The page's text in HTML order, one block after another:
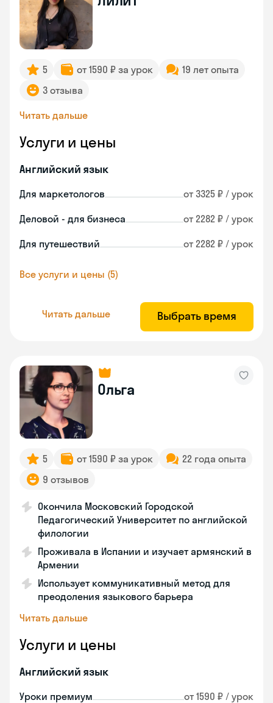
5 от 1590 ₽ за урок
19 лет опыта
3 отзыва
Читать дальше
Услуги и цены
Английский язык
Для маркетологов от 3325 ₽ / урок
Деловой - для бизнеса от 2282 ₽ / урок
Для путешествий от 2282 ₽ / урок
Все услуги и цены (5)
Читать дальше Выбрать время
Ольга
5 от 1590 ₽ за урок
22 года опыта
9 отзывов
Окончила Московский Городской
Педагогический Университет по английской
филологии
Проживала в Испании и изучает армянский в
Армении
Использует коммуникативный метод для
преодоления языкового барьера
Читать дальше
Услуги и цены
Английский язык
Уроки премиум от 1590 ₽ / урок